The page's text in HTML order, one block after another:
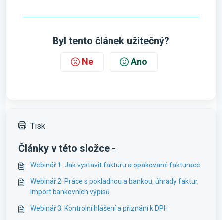
Byl tento článek užitečný?
Ne Ano
Tisk
Články v této složce -
Webinář 1. Jak vystavit fakturu a opakovaná fakturace
Webinář 2. Práce s pokladnou a bankou, úhrady faktur,
Import bankovních výpisů.
Webinář 3. Kontrolní hlášení a přiznání k DPH